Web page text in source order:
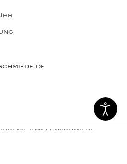
juwelenschmiede